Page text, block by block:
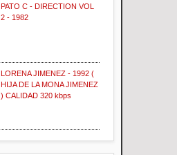
PATO C - DIRECTION VOL
2 - 1982
LORENA JIMENEZ - 1992 (
HIJA DE LA MONA JIMENEZ
) CALIDAD 320 kbps